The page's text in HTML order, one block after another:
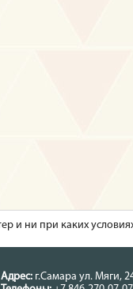
и ни при каких
Адрес: г.Самара ул. Мяги,